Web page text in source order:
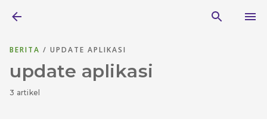
BERITA / UPDATE APLIKASI
update aplikasi
3 artikel